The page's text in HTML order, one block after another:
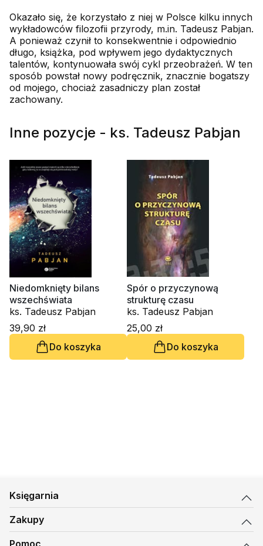
Okazało się, że korzystało z niej w Polsce kilku innych
wykładowców filozofii przyrody, m.in. Tadeusz Pabjan.
A ponieważ czynił to konsekwentnie i odpowiednio
długo, książka, pod wpływem jego dydaktycznych
talentów, kontynuowała swój cykl przeobrażeń. W ten
sposób powstał nowy podręcznik, znacznie bogatszy
od mojego, chociaż zasadniczy plan został
zachowany.
Inne pozycje - ks. Tadeusz Pabjan
Niedomknięty bilans
wszechświata
ks. Tadeusz Pabjan
39,90 zł
Do koszyka
Spór o przyczynową
strukturę czasu
ks. Tadeusz Pabjan
25,00 zł
Do koszyka
Księgarnia
Zakupy
Pomoc